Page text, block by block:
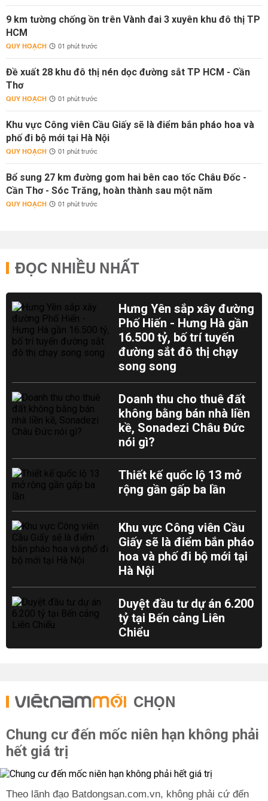
9 km tường chống ồn trên Vành đai 3 xuyên khu đô thị TP
HCM
QUY HOẠCH 01 phút trước
Đề xuất 28 khu đô thị nén dọc đường sắt TP HCM - Cần
Thơ
QUY HOẠCH 01 phút trước
Khu vực Công viên Cầu Giấy sẽ là điểm bắn pháo hoa và
phố đi bộ mới tại Hà Nội
QUY HOẠCH 01 phút trước
Bổ sung 27 km đường gom hai bên cao tốc Châu Đốc -
Cần Thơ - Sóc Trăng, hoàn thành sau một năm
QUY HOẠCH 01 phút trước
ĐỌC NHIỀU NHẤT
Hưng Yên sắp xây đường
Phố Hiến - Hưng Hà gần
16.500 tỷ, bố trí tuyến
đường sắt đô thị chạy
song song
Doanh thu cho thuê đất
không bằng bán nhà liền
kề, Sonadezi Châu Đức
nói gì?
Thiết kế quốc lộ 13 mở
rộng gần gấp ba lần
Khu vực Công viên Cầu
Giấy sẽ là điểm bắn pháo
hoa và phố đi bộ mới tại
Hà Nội
Duyệt đầu tư dự án 6.200
tỷ tại Bến cảng Liên
Chiểu
CHỌN
Chung cư đến mốc niên hạn không phải
hết giá trị
Theo lãnh đạo Batdongsan.com.vn, không phải cứ đến